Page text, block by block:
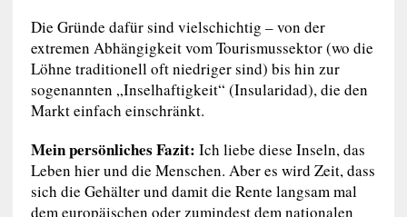
Die Gründe dafür sind vielschichtig – von der
extremen Abhängigkeit vom Tourismussektor (wo die
Löhne traditionell oft niedriger sind) bis hin zur
sogenannten „Inselhaftigkeit“ (Insularidad), die den
Markt einfach einschränkt.
Mein persönliches Fazit: Ich liebe diese Inseln, das
Leben hier und die Menschen. Aber es wird Zeit, dass
sich die Gehälter und damit die Rente langsam mal
dem europäischen oder zumindest dem nationalen